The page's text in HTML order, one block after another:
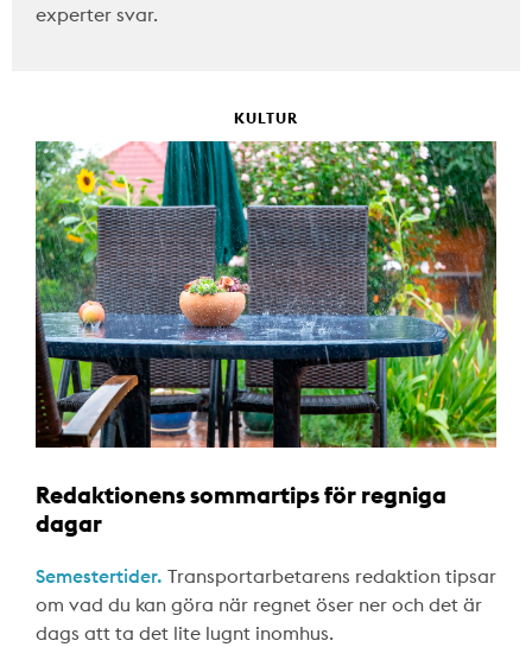
experter svar.
KULTUR
Redaktionens sommartips för regniga
dagar
Semestertider. Transportarbetarens redaktion tipsar
om vad du kan göra när regnet öser ner och det är
dags att ta det lite lugnt inomhus.